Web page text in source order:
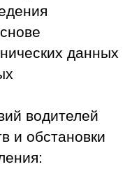
данных
водителей
и обстановки